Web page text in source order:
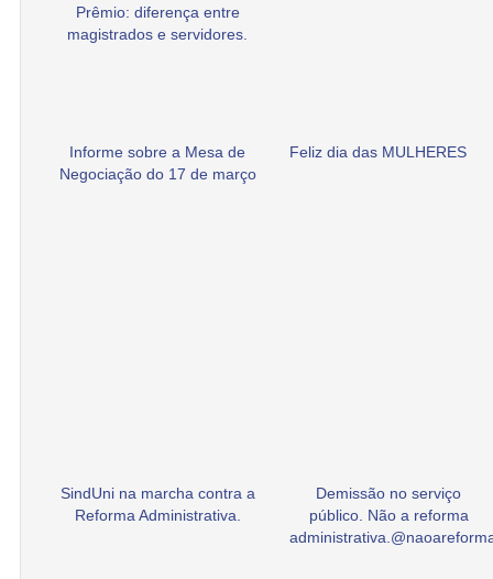
Prêmio: diferença entre
magistrados e servidores.
Informe sobre a Mesa de
Negociação do 17 de março
Feliz dia das MULHERES
SindUni na marcha contra a
Reforma Administrativa.
Demissão no serviço
público. Não a reforma